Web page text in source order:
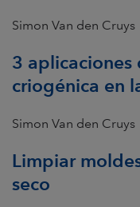
Simon Van den Cruys
3 aplicaciones
criogénica en
Simon Van den Cruys
Limpiar
seco